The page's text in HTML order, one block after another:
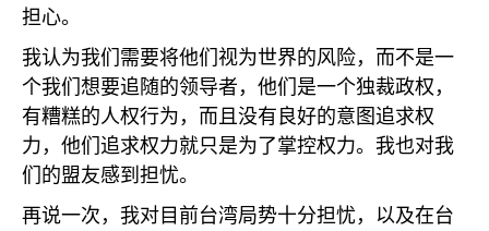
担心。
我认为我们需要将他们视为世界的风险，而不是一
个我们想要追随的领导者，他们是一个独裁政权，
有糟糕的人权行为，而且没有良好的意图追求权
力，他们追求权力就只是为了掌控权力。我也对我
们的盟友感到担忧。
再说一次，我对目前台湾局势十分担忧，以及在台